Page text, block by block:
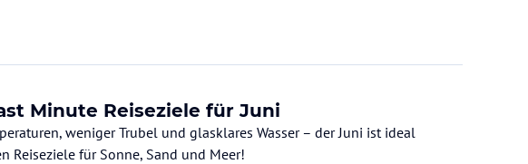
Minute Reiseziele für Juni
weniger Trubel und glasklares Wasser – der Juni ist ideal
Reiseziele für Sonne, Sand und Meer!